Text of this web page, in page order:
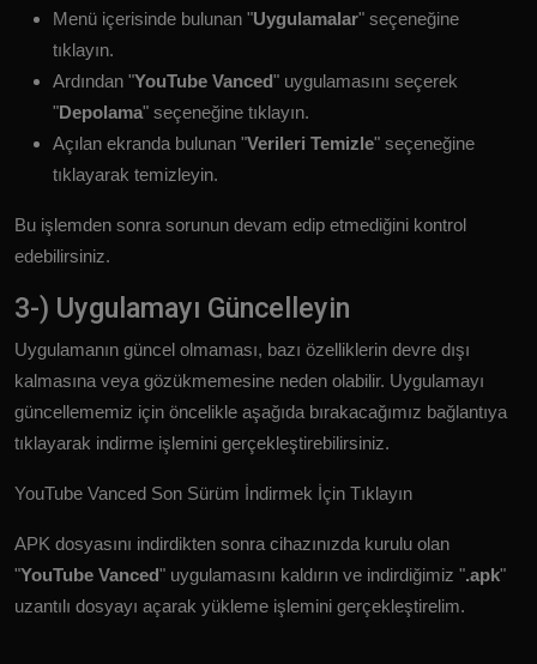
Menü içerisinde bulunan "Uygulamalar" seçeneğine
tıklayın.
Ardından "YouTube Vanced" uygulamasını seçerek
"Depolama" seçeneğine tıklayın.
Açılan ekranda bulunan "Verileri Temizle" seçeneğine
tıklayarak temizleyin.
Bu işlemden sonra sorunun devam edip etmediğini kontrol
edebilirsiniz.
3-) Uygulamayı Güncelleyin
Uygulamanın güncel olmaması, bazı özelliklerin devre dışı
kalmasına veya gözükmemesine neden olabilir. Uygulamayı
güncellememiz için öncelikle aşağıda bırakacağımız bağlantıya
tıklayarak indirme işlemini gerçekleştirebilirsiniz.
YouTube Vanced Son Sürüm İndirmek İçin Tıklayın
APK dosyasını indirdikten sonra cihazınızda kurulu olan
"YouTube Vanced" uygulamasını kaldırın ve indirdiğimiz ".apk"
uzantılı dosyayı açarak yükleme işlemini gerçekleştirelim.